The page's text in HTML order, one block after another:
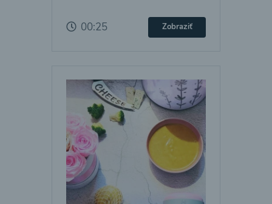
00:25 Zobraziť